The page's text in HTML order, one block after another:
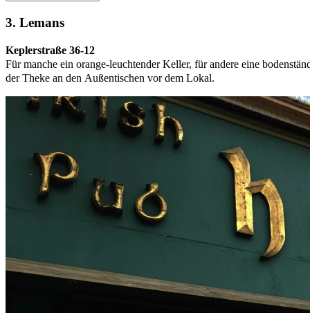
3. Lemans
Keplerstraße 36-12
Für manche ein orange-leuchtender Keller, für andere eine
der Theke an den Außentischen vor dem Lokal.